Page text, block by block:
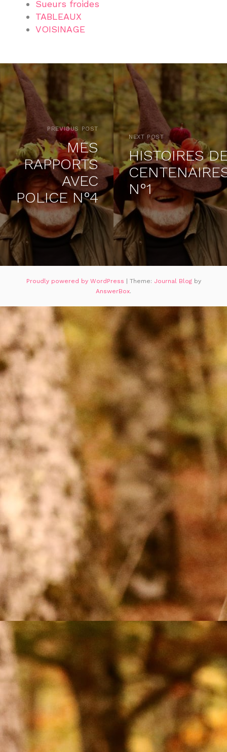
Sueurs froides
TABLEAUX
VOISINAGE
PREVIOUS POST
MES
RAPPORTS
AVEC
POLICE N°4
NEXT POST
HISTOIRES
N°1
Proudly powered by WordPress | Theme: Journal Blog by
AnswerBox.